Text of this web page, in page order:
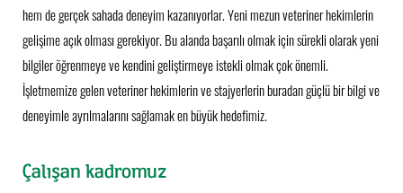
hem de gerçek sahada deneyim kazanıyorlar. Yeni mezun veteriner hekimlerin
gelişime açık olması gerekiyor. Bu alanda başarılı olmak için sürekli olarak yeni
bilgiler öğrenmeye ve kendini geliştirmeye istekli olmak çok önemli.
İşletmemize gelen veteriner hekimlerin ve stajyerlerin buradan güçlü bir bilgi ve
deneyimle ayrılmalarını sağlamak en büyük hedefimiz.
Çalışan kadromuz